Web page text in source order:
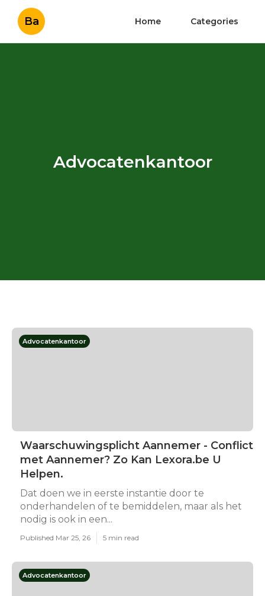
Ba Home Categories
Advocatenkantoor
Advocatenkantoor
Waarschuwingsplicht Aannemer - Conflict
met Aannemer? Zo Kan Lexora.be U
Helpen.
Dat doen we in eerste instantie door te
onderhandelen of te bemiddelen, maar als het
nodig is ook in een...
Published Mar 25, 26 5 min read
Advocatenkantoor